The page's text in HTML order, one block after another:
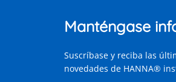
Manténgase
Suscríbase y reciba las
novedades de HANNA®